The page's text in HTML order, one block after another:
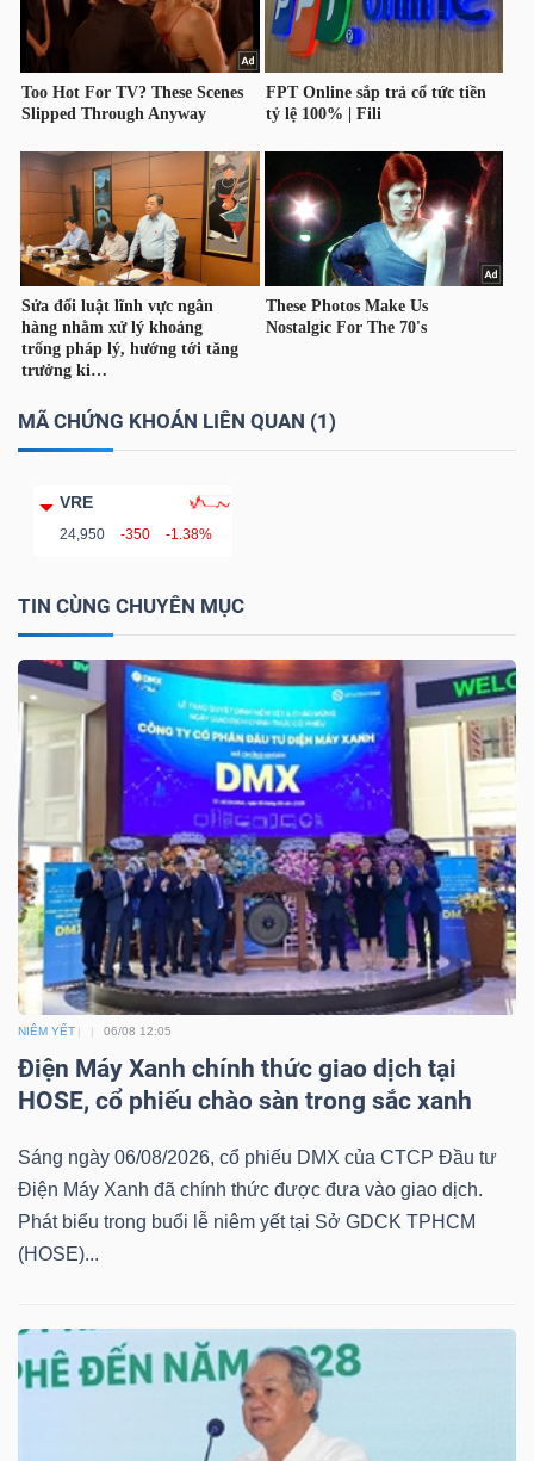
MÃ CHỨNG KHOÁN LIÊN QUAN (1)
VRE
24,950 -350 -1.38%
TIN CÙNG CHUYÊN MỤC
NIÊM YẾT 06/08 12:05
Điện Máy Xanh chính thức giao dịch tại
HOSE, cổ phiếu chào sàn trong sắc xanh
Sáng ngày 06/08/2026, cổ phiếu DMX của CTCP Đầu tư
Điện Máy Xanh đã chính thức được đưa vào giao dịch.
Phát biểu trong buổi lễ niêm yết tại Sở GDCK TPHCM
(HOSE)...
TÀI
CHÍNH
CÁ
NHÂN
PHÂN
TÍCH
VIETSTOCKFINANCE
MÔ
CỔ
PHIẾU
PHÁI
TRÁI
PHIẾU
ĐẦU